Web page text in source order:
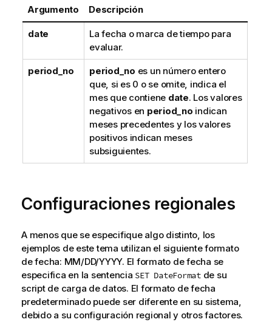
Argumento Descripción
date
La fecha o marca de tiempo para
evaluar.
period_no period_no es un número entero
que, si es 0 o se omite, indica el
mes que contiene date. Los valores
negativos en period_no indican
meses precedentes y los valores
positivos indican meses
subsiguientes.
Configuraciones regionales
A menos que se especifique algo distinto, los
ejemplos de este tema utilizan el siguiente formato
de fecha: MM/DD/YYYY. El formato de fecha se
especifica en la sentencia SET DateFormatde su
script de carga de datos. El formato de fecha
predeterminado puede ser diferente en su sistema,
debido a su configuración regional y otros factores.